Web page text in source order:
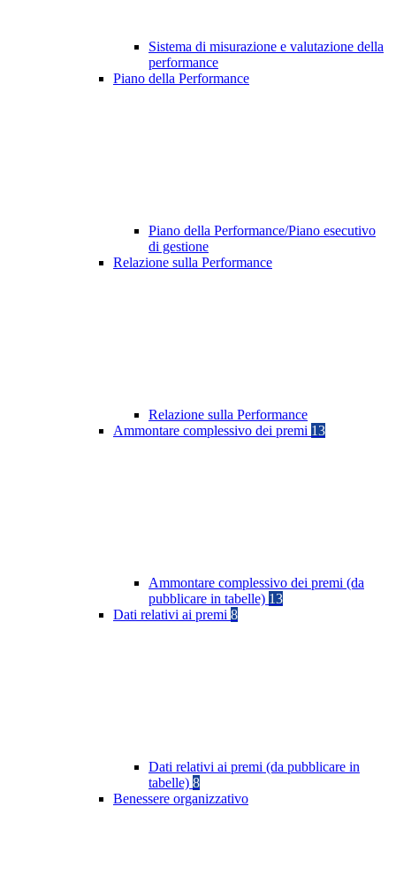
Sistema di misurazione e valutazione della
performance
Piano della Performance
Piano della Performance/Piano esecutivo
di gestione
Relazione sulla Performance
Relazione sulla Performance
Ammontare complessivo dei premi 13
Ammontare complessivo dei premi (da
pubblicare in tabelle) 13
Dati relativi ai premi 8
Dati relativi ai premi (da pubblicare in
tabelle) 8
Benessere organizzativo